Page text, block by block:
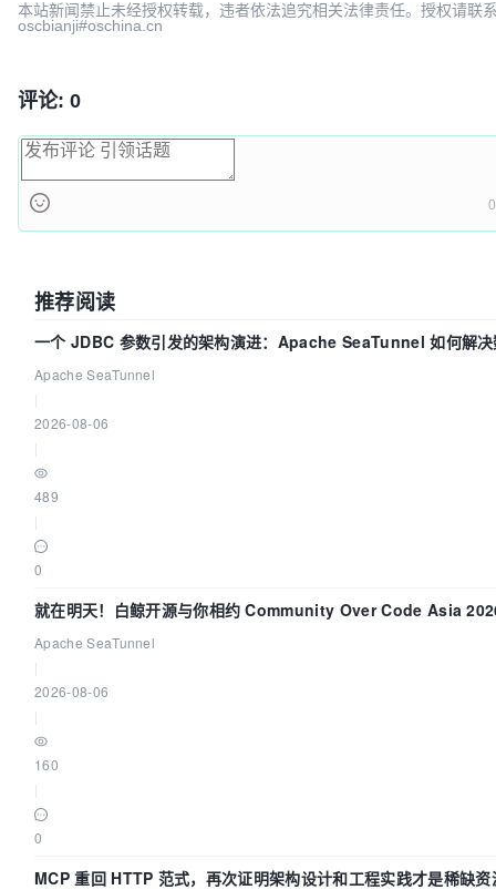
本站新闻禁止未经授权转载，违者依法追究相关法律责任。授权请联
oscbianji#oschina.cn
评论: 0
推荐阅读
一个 JDBC 参数引发的架构演进：Apache SeaTunnel 如何解
的“定时 Flush”难题
Apache SeaTunnel
2026-08-06
489
0
就在明天！白鲸开源与你相约 Community Over Code Asia
讲！
Apache SeaTunnel
2026-08-06
160
0
MCP 重回 HTTP 范式，再次证明架构设计和工程实践才是稀缺资